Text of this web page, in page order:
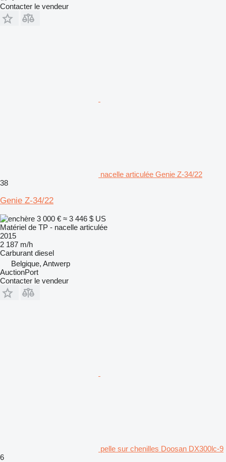
Contacter le vendeur
nacelle articulée Genie Z-34/22
38
Genie Z-34/22
3 000 € ≈ 3 446 $ US
Matériel de TP - nacelle articulée
2015
2 187 m/h
Carburant diesel
Belgique, Antwerp
AuctionPort
Contacter le vendeur
pelle sur chenilles Doosan DX300lc-9
6